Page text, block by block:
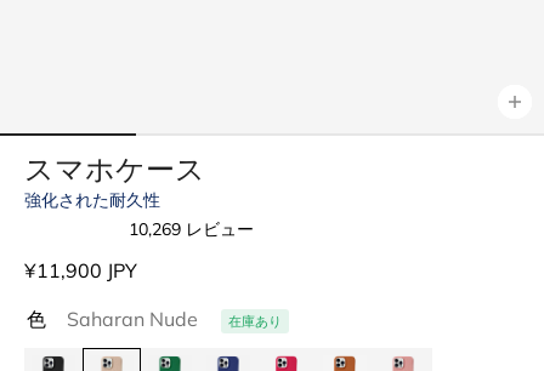
スマホケース
強化された耐久性
5
つ
4.9
と
10,269レビュー
通
価
格
¥11,900 JPY
色
Saharan Nude 在庫あり